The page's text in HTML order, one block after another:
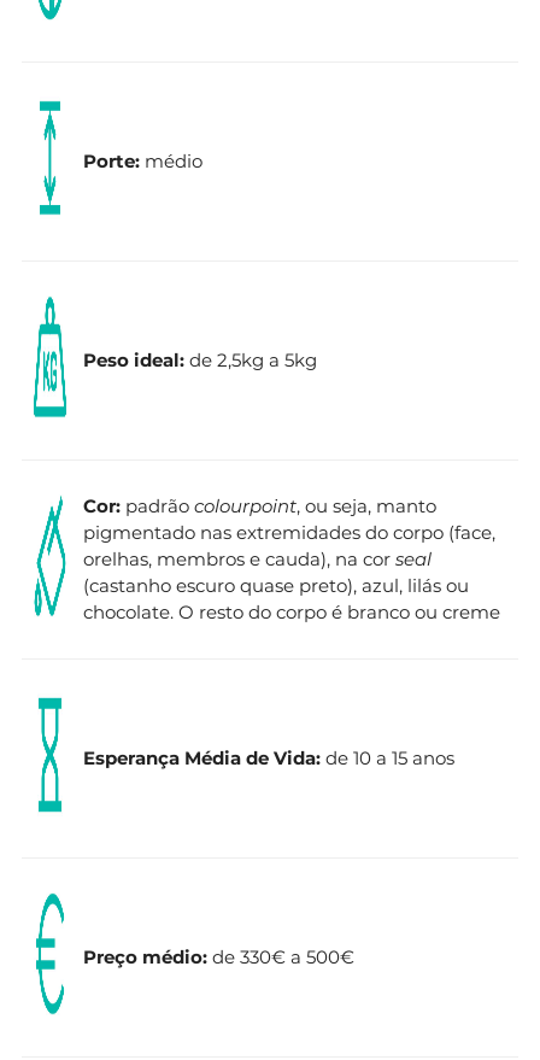
Porte: médio
Peso ideal: de 2,5kg a 5kg
Cor: padrão colourpoint, ou seja, manto
pigmentado nas extremidades do corpo (face,
orelhas, membros e cauda), na cor seal
(castanho escuro quase preto), azul, lilás ou
chocolate. O resto do corpo é branco ou creme
Esperança Média de Vida: de 10 a 15 anos
Preço médio: de 330€ a 500€